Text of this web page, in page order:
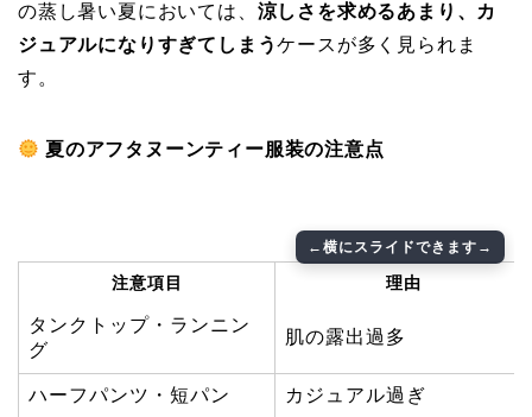
の蒸し暑い夏においては、 涼しさを求めるあまり、カ
ジュアルになりすぎてしまうケースが多く見られま
す。
夏のアフタヌーンティー服装の注意点
注意項目 理由
タンクトップ・ランニン
グ
肌の露出過多
ハーフパンツ・短パン カジュアル過ぎ